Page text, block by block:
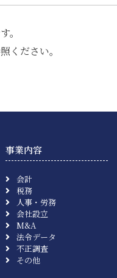
。
ください。
事業内容
会計
税務
人事・労務
会社設立
M&A
法令データ
不正調査
その他